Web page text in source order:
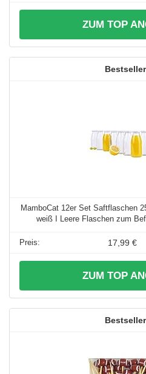
ZUM TOP
MamboCat 12er Set Saftflaschen
weiß I Leere Flaschen zum
17,99 €
ZUM TOP